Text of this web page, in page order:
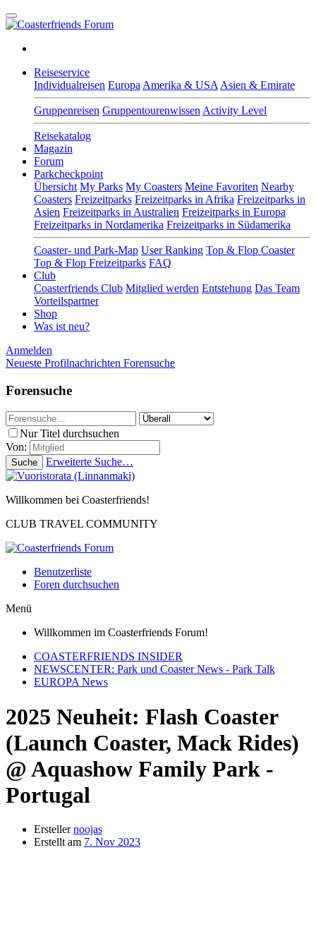
Reiseservice
Individualreisen Europa Amerika & USA Asien & Emirate
Gruppenreisen Gruppentourenwissen Activity Level
Reisekatalog
Magazin
Forum
Parkcheckpoint
Übersicht My Parks My Coasters Meine Favoriten Nearby
Coasters Freizeitparks Freizeitparks in Afrika Freizeitparks in
Asien Freizeitparks in Australien Freizeitparks in Europa
Freizeitparks in Nordamerika Freizeitparks in Südamerika
Coaster- und Park-Map User Ranking Top & Flop Coaster
Top & Flop Freizeitparks FAQ
Club
Coasterfriends Club Mitglied werden Entstehung Das Team
Vorteilspartner
Shop
Was ist neu?
Anmelden
Neueste Profilnachrichten Forensuche
Forensuche
Nur Titel durchsuchen
Von:
Suche Erweiterte Suche…
Willkommen bei Coasterfriends!
CLUB TRAVEL COMMUNITY
Benutzerliste
Foren durchsuchen
Menü
Willkommen im Coasterfriends Forum!
COASTERFRIENDS INSIDER
NEWSCENTER: Park und Coaster News - Park Talk
EUROPA News
2025 Neuheit: Flash Coaster
(Launch Coaster, Mack Rides)
@ Aquashow Family Park -
Portugal
Ersteller noojas
Erstellt am 7. Nov 2023